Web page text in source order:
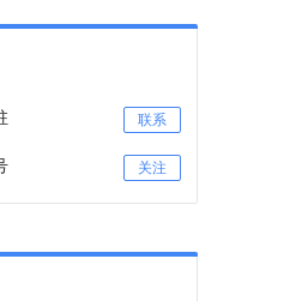
联系
关注